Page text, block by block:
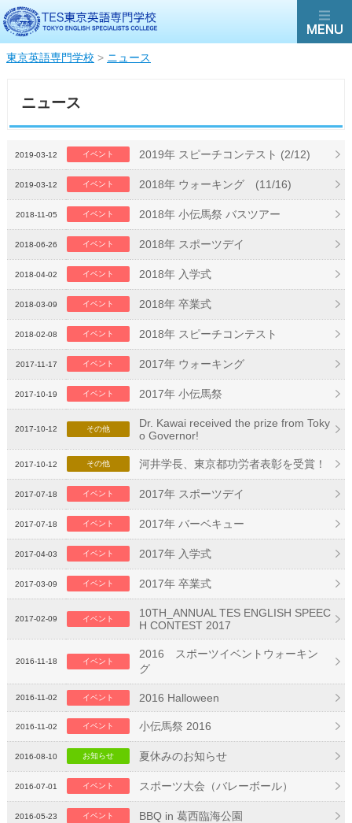
東京英語専門学校 > ニュース
ニュース
2019-03-12 イベント 2019年 スピーチコンテスト (2/12)
2019-03-12 イベント 2018年 ウォーキング (11/16)
2018-11-05 イベント 2018年 小伝馬祭 バスツアー
2018-06-26 イベント 2018年 スポーツデイ
2018-04-02 イベント 2018年 入学式
2018-03-09 イベント 2018年 卒業式
2018-02-08 イベント 2018年 スピーチコンテスト
2017-11-17 イベント 2017年 ウォーキング
2017-10-19 イベント 2017年 小伝馬祭
2017-10-12 その他
Dr. Kawai received the prize from Toky
o Governor!
2017-10-12 その他 河井学長、東京都功労者表彰を受賞！
2017-07-18 イベント 2017年 スポーツデイ
2017-07-18 イベント 2017年 バーベキュー
2017-04-03 イベント 2017年 入学式
2017-03-09 イベント 2017年 卒業式
2017-02-09 イベント
10TH_ANNUAL TES ENGLISH SPEEC
H CONTEST 2017
2016-11-18 イベント
2016 スポーツイベントウォーキン
グ
2016-11-02 イベント 2016 Halloween
2016-11-02 イベント 小伝馬祭 2016
2016-08-10 お知らせ 夏休みのお知らせ
2016-07-01 イベント スポーツ大会（バレーボール）
2016-05-23 イベント BBQ in 葛西臨海公園